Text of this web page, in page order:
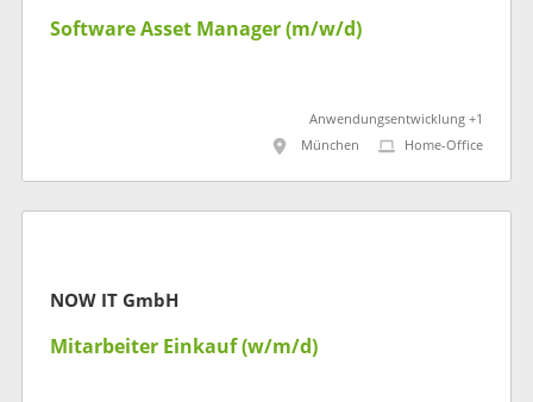
Software Asset Manager (m/w/d)
Anwendungsentwicklung +1
München
Home-Office
NOW IT GmbH
Mitarbeiter Einkauf (w/m/d)